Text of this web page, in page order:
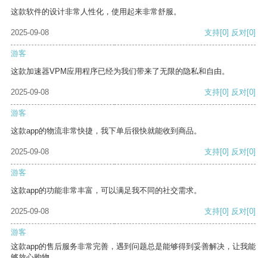
这款软件的设计非常人性化，使用起来非常舒服。
2025-09-08 支持[0] 反对[0]
游客
这款加速器VPM应用程序已经为我们带来了无限的隐私和自由。
2025-09-08 支持[0] 反对[0]
游客
这款app的物流非常快捷，我下单后很快就能收到商品。
2025-09-08 支持[0] 反对[0]
游客
这款app的功能非常丰富，可以满足我不同的社交需求。
2025-09-08 支持[0] 反对[0]
游客
这款app的售后服务非常完善，遇到问题总是能够得到妥善解决，让我能